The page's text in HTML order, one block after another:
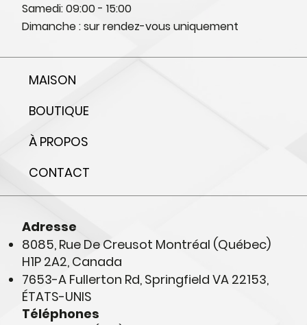
Samedi: 09:00 - 15:00
Dimanche : sur rendez-vous uniquement
Adresse
8085, Rue De Creusot Montréal (Québec)
H1P 2A2, Canada
7653-A Fullerton Rd, Springfield VA 22153,
ÉTATS-UNIS
Téléphones
MAISON
BOUTIQUE
À PROPOS
CONTACT